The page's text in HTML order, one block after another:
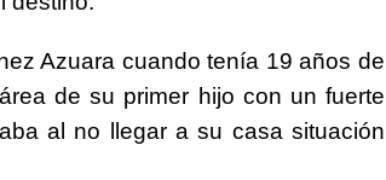
Azuara cuando tenía 19 años de
de su primer hijo con un fuerte
al no llegar a su casa situación